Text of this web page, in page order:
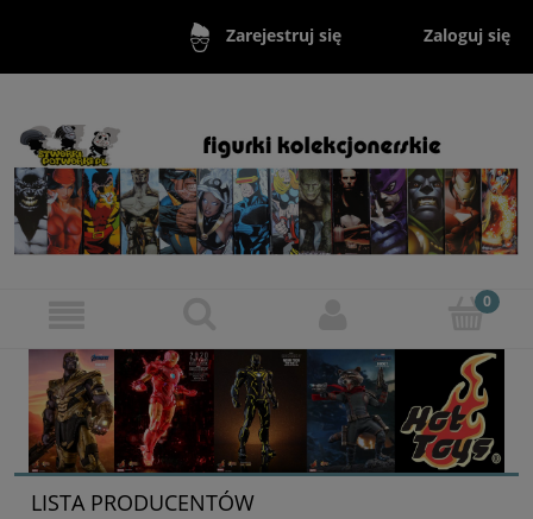
Zarejestruj się Zaloguj się
LISTA PRODUCENTÓW